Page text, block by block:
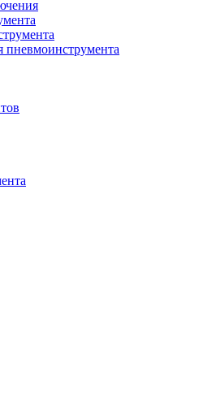
пневмоинструмента